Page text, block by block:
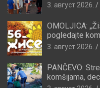
3. август 2026.
OMOLJICA:
pogledajte
3. август 2026.
PANČEVO:
komšijama,